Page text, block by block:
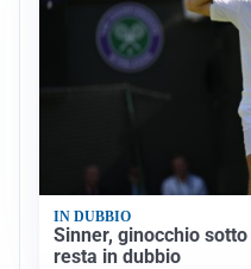
IN DUBBIO
Sinner, ginocchio
resta in dubbio